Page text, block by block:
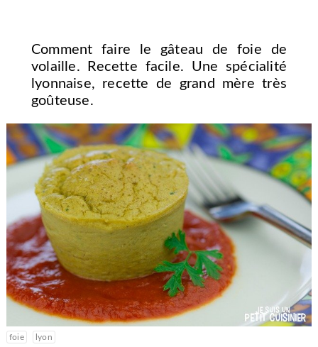
Comment faire le gâteau de foie de
volaille. Recette facile. Une spécialité
lyonnaise, recette de grand mère très
goûteuse.
foie lyon